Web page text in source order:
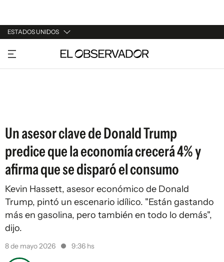
ESTADOS UNIDOS
URUGUAY
ARGENTINA
Un asesor clave de Donald Trump
predice que la economía crecerá 4% y
afirma que se disparó el consumo
Kevin Hassett, asesor económico de Donald
Trump, pintó un escenario idílico. "Están gastando
más en gasolina, pero también en todo lo demás",
dijo.
8 de mayo 2026 9:36 hs